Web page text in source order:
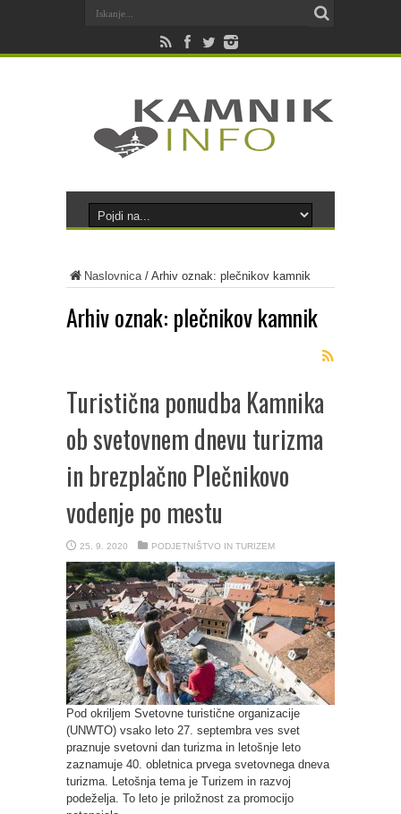
Naslovnica/ Arhiv oznak: plečnikov kamnik
Arhiv oznak: plečnikov kamnik
Turistična ponudba Kamnika
ob svetovnem dnevu turizma
in brezplačno Plečnikovo
vodenje po mestu
25. 9. 2020 PODJETNIŠTVO IN TURIZEM
Pod okriljem Svetovne turistične organizacije
(UNWTO) vsako leto 27. septembra ves svet
praznuje svetovni dan turizma in letošnje leto
zaznamuje 40. obletnica prvega svetovnega dneva
turizma. Letošnja tema je Turizem in razvoj
podeželja. To leto je priložnost za promocijo